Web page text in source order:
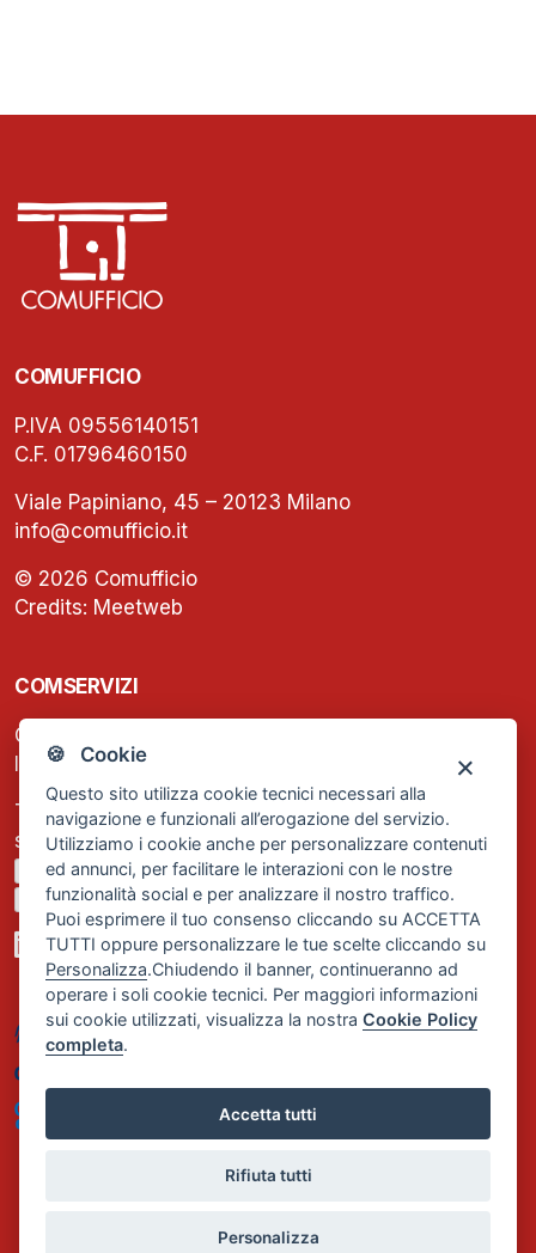
🍪 Cookie
Questo sito utilizza cookie tecnici necessari alla
navigazione e funzionali all’erogazione del servizio.
Utilizziamo i cookie anche per personalizzare contenuti
ed annunci, per facilitare le interazioni con le nostre
funzionalità social e per analizzare il nostro traffico.
Puoi esprimere il tuo consenso cliccando su ACCETTA
TUTTI oppure personalizzare le tue scelte cliccando su
Personalizza.Chiudendo il banner, continueranno ad
operare i soli cookie tecnici. Per maggiori informazioni
sui cookie utilizzati, visualizza la nostraCookie Policy
completa.
Accetta tutti
Rifiuta tutti
Personalizza
COMUFFICIO
P.IVA 09556140151
C.F. 01796460150
Viale Papiniano, 45 – 20123 Milano
info@comufficio.it
© 2026 Comufficio
Credits: Meetweb
COMSERVIZI
C.F. e P.IVA: 13474420158
Iscrizione REA Milano n. 1656740
Tel. +39 02 2838 1307
segreteria@comservizi.eu
Privacy Policy
Cookie Policy